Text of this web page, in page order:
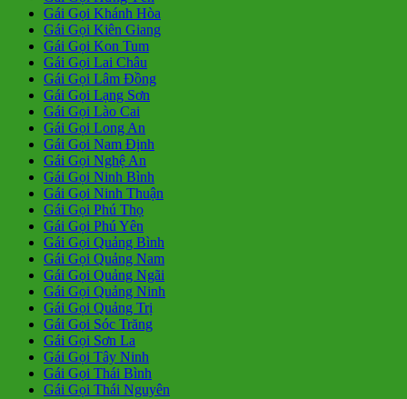
Gái Gọi Khánh Hòa
Gái Gọi Kiên Giang
Gái Gọi Kon Tum
Gái Gọi Lai Châu
Gái Gọi Lâm Đồng
Gái Gọi Lạng Sơn
Gái Gọi Lào Cai
Gái Gọi Long An
Gái Gọi Nam Định
Gái Gọi Nghệ An
Gái Gọi Ninh Bình
Gái Gọi Ninh Thuận
Gái Gọi Phú Thọ
Gái Gọi Phú Yên
Gái Gọi Quảng Bình
Gái Gọi Quảng Nam
Gái Gọi Quảng Ngãi
Gái Gọi Quảng Ninh
Gái Gọi Quảng Trị
Gái Gọi Sóc Trăng
Gái Gọi Sơn La
Gái Gọi Tây Ninh
Gái Gọi Thái Bình
Gái Gọi Thái Nguyên